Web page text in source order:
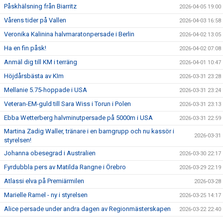
Påskhälsning från Biarritz 2026-04-05 19:00
Vårens tider på Vallen 2026-04-03 16:58
Veronika Kalinina halvmaratonpersade i Berlin 2026-04-02 13:05
Ha en fin påsk! 2026-04-02 07:08
Anmäl dig till KM i terräng 2026-04-01 10:47
Höjdårsbästa av KIm 2026-03-31 23:28
Mellanie 5.75-hoppade i USA 2026-03-31 23:24
Veteran-EM-guld till Sara Wiss i Torun i Polen 2026-03-31 23:13
Ebba Wetterberg halvminutpersade på 5000m i USA 2026-03-31 22:59
Martina Zadig Waller, tränare i en barngrupp och nu kassör i
styrelsen!
2026-03-31
Johanna obesegrad i Australien 2026-03-30 22:17
Fyrdubbla pers av Matilda Rangne i Örebro 2026-03-29 22:19
Atlassi elva på Premiärmilen 2026-03-28
Marielle Ramel - ny i styrelsen 2026-03-25 14:17
Alice persade under andra dagen av Regionmästerskapen 2026-03-22 22:40